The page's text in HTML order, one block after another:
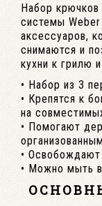
Набор крючков
системы
аксессуаров,
снимаются и
кухни к грилю
• Набор из 3
• Крепятся к
на
• Помогают
•
• Можно мыть